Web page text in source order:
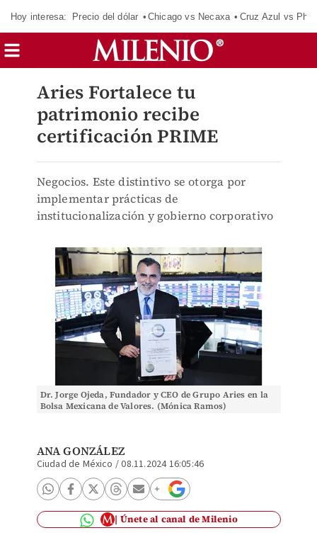
Hoy interesa: Precio del dólar Chicago vs Necaxa Cruz Azul vs
Aries Fortalece tu
patrimonio recibe
certificación PRIME
Negocios. Este distintivo se otorga por
implementar prácticas de
institucionalización y gobierno corporativo
Dr. Jorge Ojeda, Fundador y CEO de Grupo Aries en la
Bolsa Mexicana de Valores. (Mónica Ramos)
ANA GONZÁLEZ
Ciudad de México /08.11.2024 16:05:46
Únete al canal de Milenio